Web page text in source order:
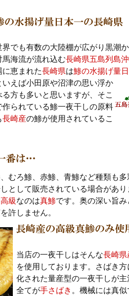
界でも有数の大陸棚が広がり黒潮
馬海流が流れ込む長崎県五島列島沖
に恵まれた長崎県は鯵の水揚げ量
いえば小田原や沼津の思い浮か
る方も多いと思いますが、 そこ
作られている鯵一夜干しの原料
長崎産の鯵が使用されているこ
むろ鯵、赤鯵、青鯵など種類も
として販売されている場合があ
級なのは真鯵です。奥の深い旨
許しません。
当店の一夜干しはそんな長崎県
を使用しております。さばき
化された量産型の一夜干しが
全てが手さばき 。機械には真